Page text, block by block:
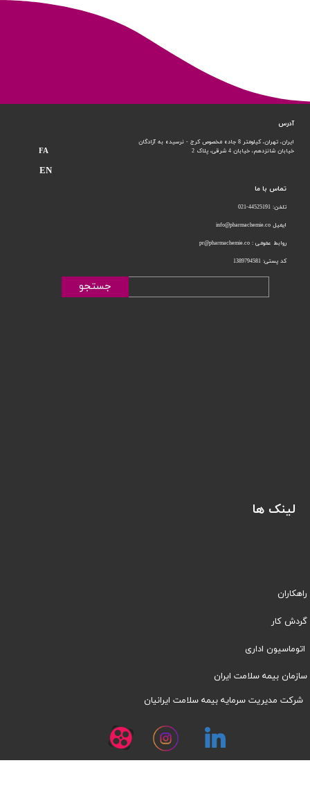
تماس با ما
تلفن: 44525191-021
ایمیل info@pharmachemie.co
روابط عمومی : pr@pharmachemie.co
کد پستی: 1389794581
آدرس
ایران، تهران، کیلومتر 8 جاده مخصوص کرج - نرسیده به آزادگان
خیابان شانزدهم، خیابان 4 شرقی، پلاک 2
جستجو
لینک ها
راهکاران
​​گردش کار
اتوماسیون اداری
سازمان بیمه سلامت ایران
شرکت مدیریت سرمایه بیمه سلامت ایرانیان
FA